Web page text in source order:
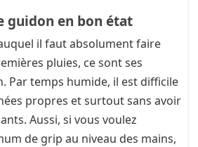
guidon en bon état
il faut absolument faire
pluies, ce sont ses
Par temps humide, il est difficile
propres et surtout sans avoir
Aussi, si vous voulez
de grip au niveau des mains,